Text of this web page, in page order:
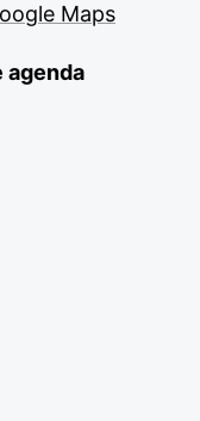
Maps
agenda